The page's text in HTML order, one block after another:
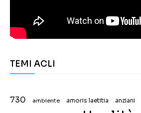
TEMI ACLI
730 ambiente amoris laetitia anziani